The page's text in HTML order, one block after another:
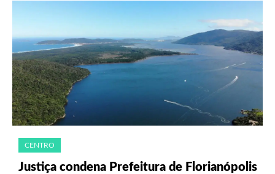
CENTRO
Justiça condena Prefeitura de Florianópolis